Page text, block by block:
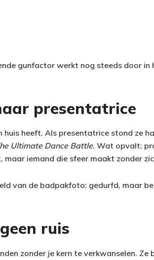
gunfactor werkt nog steeds door in
presentatrice
huis heeft. Als presentatrice stond ze
Ultimate Dance Battle. Wat opvalt:
iemand die sfeer maakt zonder
van de badpakfoto: gedurfd, maar
ruis
zonder je kern te verkwanselen.